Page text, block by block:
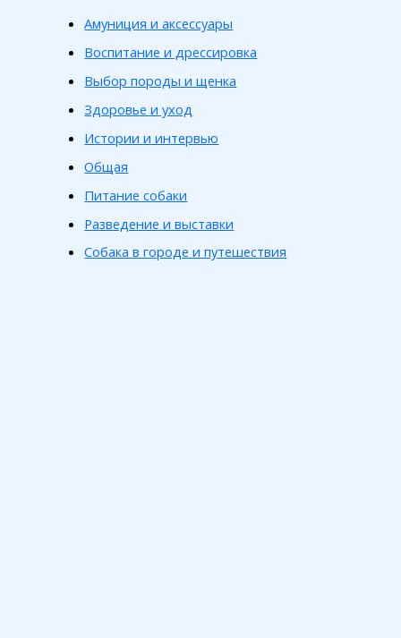
Амуниция и аксессуары
Воспитание и дрессировка
Выбор породы и щенка
Здоровье и уход
Истории и интервью
Общая
Питание собаки
Разведение и выставки
Собака в городе и путешествия